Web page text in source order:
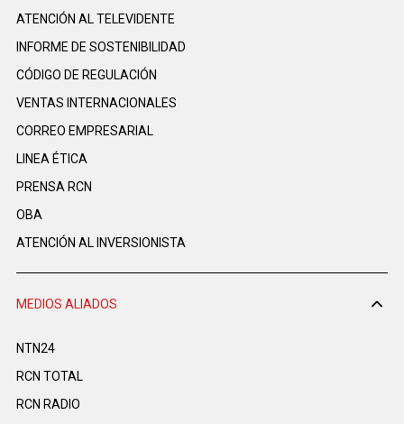
ATENCIÓN AL TELEVIDENTE
INFORME DE SOSTENIBILIDAD
CÓDIGO DE REGULACIÓN
VENTAS INTERNACIONALES
CORREO EMPRESARIAL
LINEA ÉTICA
PRENSA RCN
OBA
ATENCIÓN AL INVERSIONISTA
MEDIOS ALIADOS
NTN24
RCN TOTAL
RCN RADIO